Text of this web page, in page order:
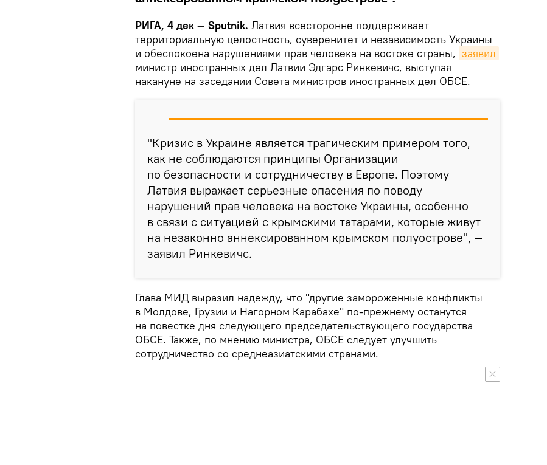
РИГА, 4 дек — Sputnik. Латвия всесторонне поддерживает
территориальную целостность, суверенитет и независимость Украины
и обеспокоена нарушениями прав человека на востоке страны, заявил
министр иностранных дел Латвии Эдгарс Ринкевичс, выступая
накануне на заседании Совета министров иностранных дел ОБСЕ.
"Кризис в Украине является трагическим примером того,
как не соблюдаются принципы Организации
по безопасности и сотрудничеству в Европе. Поэтому
Латвия выражает серьезные опасения по поводу
нарушений прав человека на востоке Украины, особенно
в связи с ситуацией с крымскими татарами, которые живут
на незаконно аннексированном крымском полуострове", —
заявил Ринкевичс.
Глава МИД выразил надежду, что "другие замороженные конфликты
в Молдове, Грузии и Нагорном Карабахе" по-прежнему останутся
на повестке дня следующего председательствующего государства
ОБСЕ. Также, по мнению министра, ОБСЕ следует улучшить
сотрудничество со среднеазиатскими странами.